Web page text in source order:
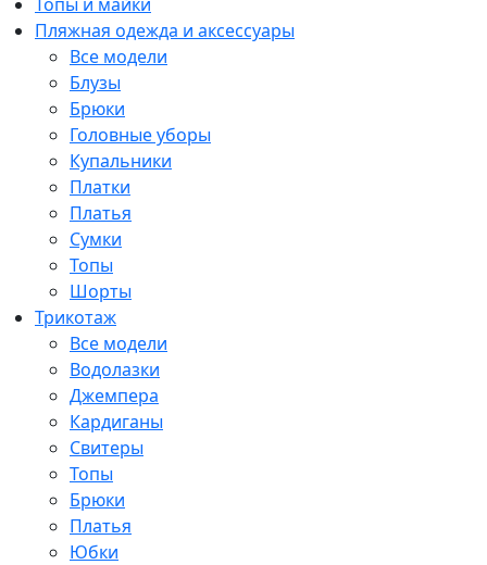
Пляжная одежда и аксессуары
Все модели
Блузы
Брюки
Головные уборы
Купальники
Платки
Платья
Сумки
Топы
Шорты
Трикотаж
Все модели
Водолазки
Джемпера
Кардиганы
Свитеры
Топы
Брюки
Платья
Юбки